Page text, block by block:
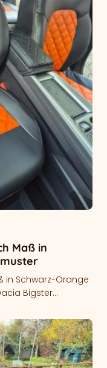
Maß in
in Schwarz-Orange
Bigster